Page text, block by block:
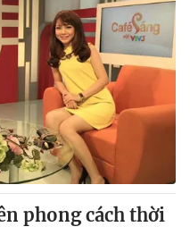
phong cách thời